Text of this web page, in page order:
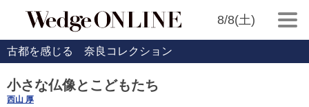
8/8(土)
古都を感じる 奈良コレクション
小さな仏像とこどもたち
西山 厚